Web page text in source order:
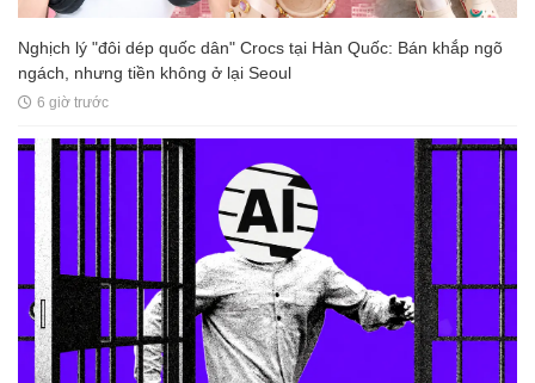
Nghịch lý "đôi dép quốc dân" Crocs tại Hàn Quốc: Bán khắp ngõ
ngách, nhưng tiền không ở lại Seoul
6 giờ trước